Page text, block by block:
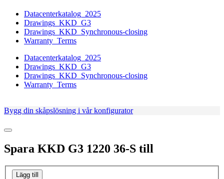
Datacenterkatalog_2025
Drawings_KKD_G3
Drawings_KKD_Synchronous-closing
Warranty_Terms
Datacenterkatalog_2025
Drawings_KKD_G3
Drawings_KKD_Synchronous-closing
Warranty_Terms
Bygg din skåpslösning i vår konfigurator
Spara KKD G3 1220 36-S till
Lägg till